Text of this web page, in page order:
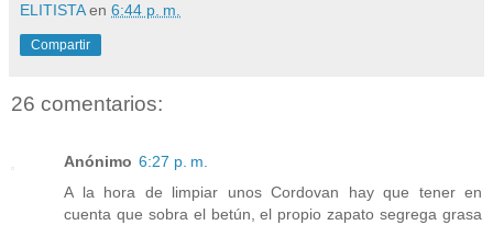
ELITISTA en 6:44 p. m.
Compartir
26 comentarios:
Anónimo 6:27 p. m.
A la hora de limpiar unos Cordovan hay que tener en
cuenta que sobra el betún, el propio zapato segrega grasa